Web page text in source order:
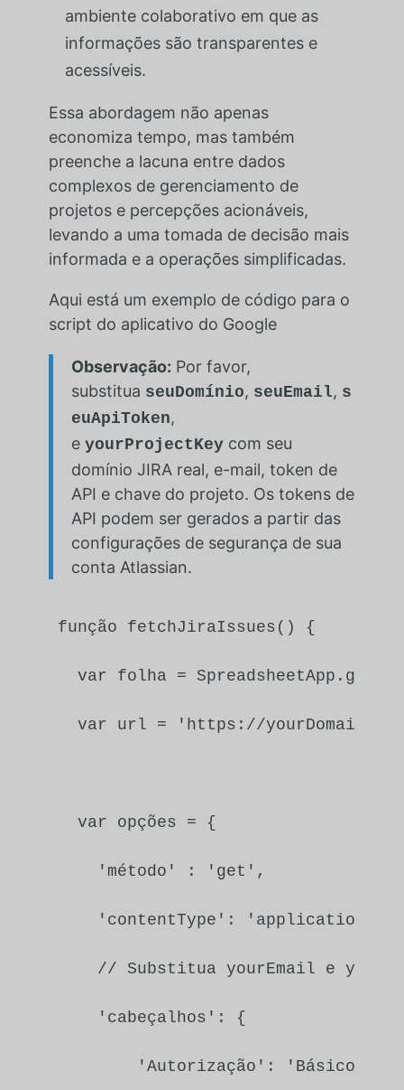
ambiente colaborativo em que as
informações são transparentes e
acessíveis.
Essa abordagem não apenas
economiza tempo, mas também
preenche a lacuna entre dados
complexos de gerenciamento de
projetos e percepções acionáveis,
levando a uma tomada de decisão mais
informada e a operações simplificadas.
Aqui está um exemplo de código para o
script do aplicativo do Google
Observação: Por favor,
substitua seuDomínio, seuEmail, s
euApiToken,
e yourProjectKey com seu
domínio JIRA real, e-mail, token de
API e chave do projeto. Os tokens de
API podem ser gerados a partir das
configurações de segurança de sua
conta Atlassian.
função fetchJiraIssues ( ) {
var folha = SpreadsheetApp .
var url = 'https://
var opções = {
'método' : 'get' ,
'contentType' : 'application/
// Substitua yourEmail e
'cabeçalhos' : {
'Autorização' : 'Básico '